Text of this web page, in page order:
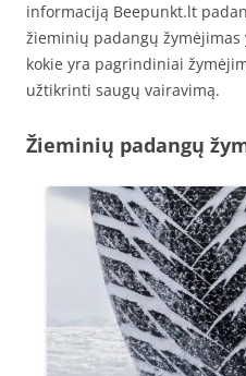
informaciją Beepunkt.lt
žieminių padangų
kokie yra pagrindiniai
užtikrinti saugų vairavimą.
Žieminių padangų